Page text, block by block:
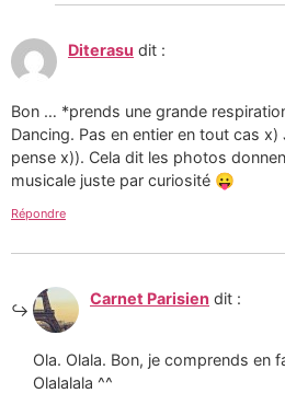
Diterasu dit :
Bon … *prends une grande
Dancing. Pas en entier en tout cas
pense x)). Cela dit les photos
musicale juste par curiosité 😛
Répondre
Carnet Parisien dit :
Ola. Olala. Bon, je comprends en
Olalalala ^^